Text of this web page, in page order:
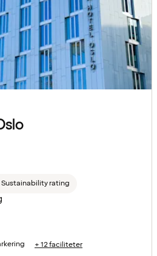
Sustainability rating
+ 12 faciliteter